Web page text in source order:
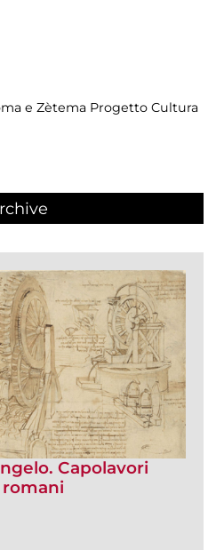
e Zètema Progetto Cultura
Capolavori